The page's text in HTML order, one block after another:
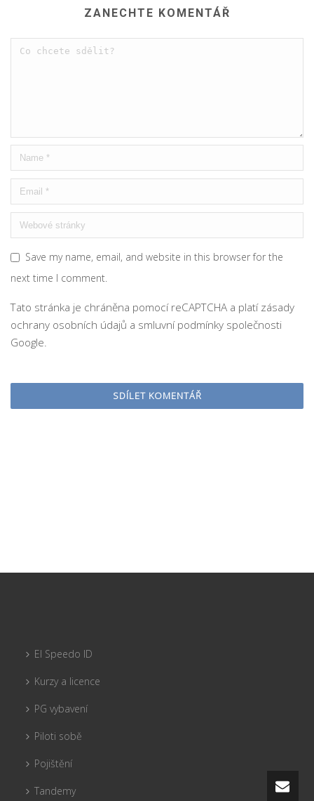
ZANECHTE KOMENTÁŘ
Save my name, email, and website in this browser for the
next time I comment.
Tato stránka je chráněna pomocí reCAPTCHA a platí zásady
ochrany osobních údajů a smluvní podmínky společnosti
Google.
El Speedo ID
Kurzy a licence
PG vybavení
Piloti sobě
Pojištění
Tandemy